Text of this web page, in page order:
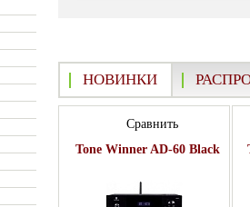
НОВИНКИ
Сравнить
Tone Winner AD-60 Black